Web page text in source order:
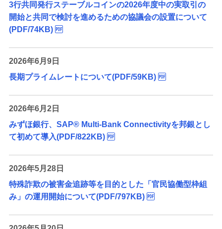
3行共同発行ステーブルコインの2026年度中の実取引の
開始と共同で検討を進めるための協議会の設置について
(PDF/74KB)
2026年6月9日
長期プライムレートについて(PDF/59KB)
2026年6月2日
みずほ銀行、SAP® Multi‑Bank Connectivityを邦銀とし
て初めて導入(PDF/822KB)
2026年5月28日
特殊詐欺の被害金追跡等を目的とした「官民協働型枠組
み」の運用開始について(PDF/797KB)